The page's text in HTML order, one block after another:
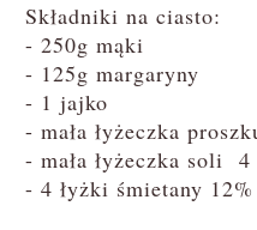
Składniki na ciasto:
- 250g mąki
- 125g margaryny
- 1 jajko
- mała łyżeczka
- mała łyżeczka soli 4
- 4 łyżki śmietany 12%